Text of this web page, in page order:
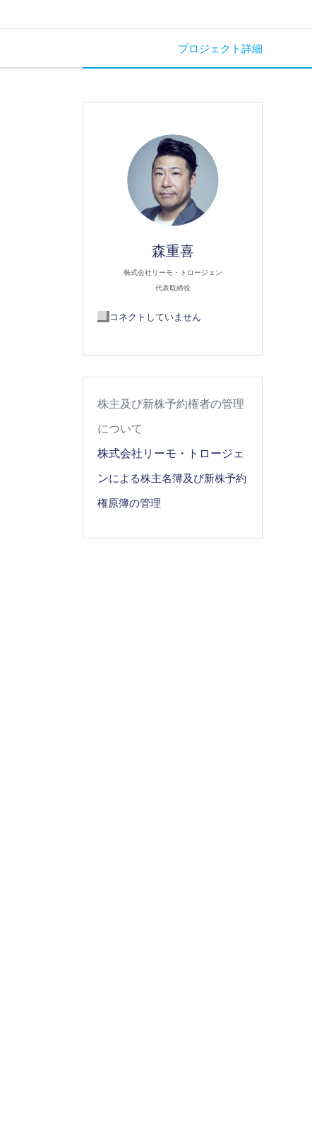
プロジェクト詳細
森重喜
株式会社リーモ・トロージェン
代表取締役
コネクトしていません
株主及び新株予約権者の管理
について
株式会社リーモ・トロージェ
ンによる株主名簿及び新株予約
権原簿の管理